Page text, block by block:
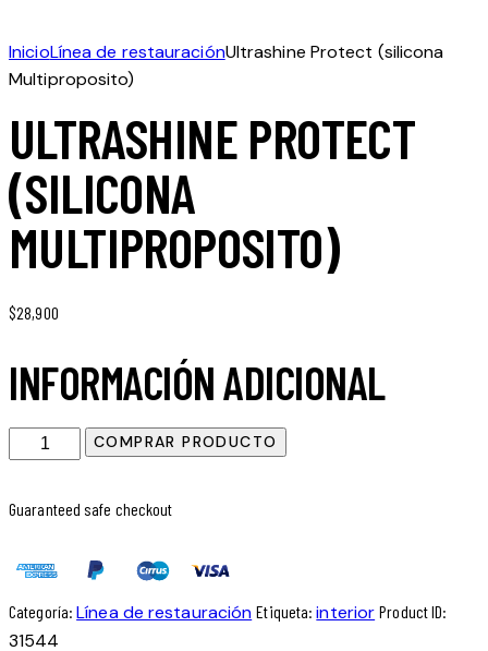
InicioLínea de restauraciónUltrashine Protect (silicona
Multiproposito)
ULTRASHINE PROTECT
(SILICONA
MULTIPROPOSITO)
$28,900
INFORMACIÓN ADICIONAL
Ultrashine
Protect
Multiproposito)
COMPRAR PRODUCTO
Guaranteed safe checkout
Categoría:Línea de restauración Etiqueta:interior Product ID:
31544